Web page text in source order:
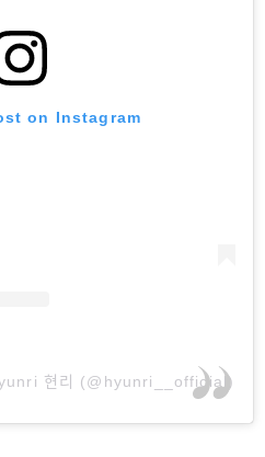
on Instagram
현리 (@hyunri__official)